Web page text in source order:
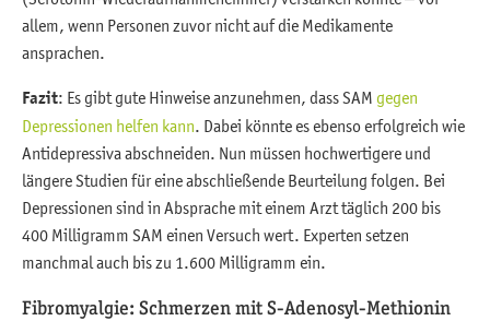
allem, wenn Personen zuvor nicht auf die Medikamente
ansprachen.
Fazit: Es gibt gute Hinweise anzunehmen, dass SAM gegen
Depressionen helfen kann . Dabei könnte es ebenso erfolgreich wie
Antidepressiva abschneiden. Nun müssen hochwertigere und
längere Studien für eine abschließende Beurteilung folgen. Bei
Depressionen sind in Absprache mit einem Arzt täglich 200 bis
400 Milligramm SAM einen Versuch wert. Experten setzen
manchmal auch bis zu 1.600 Milligramm ein.
Fibromyalgie: Schmerzen mit S-Adenosyl-Methionin